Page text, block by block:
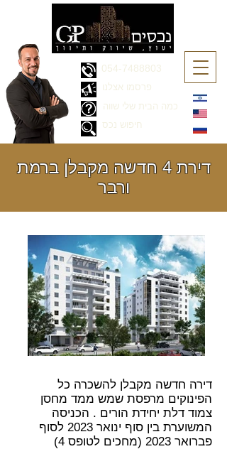
054-7488803
כמה הבית שלי שווה
פרסמו אצלנו
חיפוש נכס
דירת 4 חדשה מקבלן ברמת
ורבר
דירה חדשה מקבלן להשכרה כל
הפינוקים מרפסת שמש ממד מחסן
צמוד דלת יחידת הורים . הכניסה
המשוערת בין סוף ינואר 2023 לסוף
פברואר 2023 (מחכים לטופס 4)